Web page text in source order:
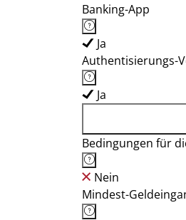
Banking-App
Ja
Authentisierungs-
Ja
Bedingungen für
Nein
Mindest-